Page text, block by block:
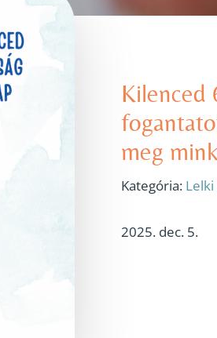
Kilenced
meg
Kategória:
2025. dec. 5.